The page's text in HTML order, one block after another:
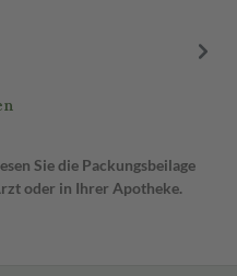
Sie die Packungsbeilage
oder in Ihrer Apotheke.